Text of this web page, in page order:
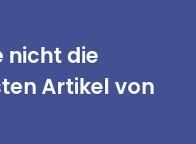
nicht die
Artikel von